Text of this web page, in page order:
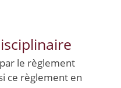
le règlement
ce règlement en